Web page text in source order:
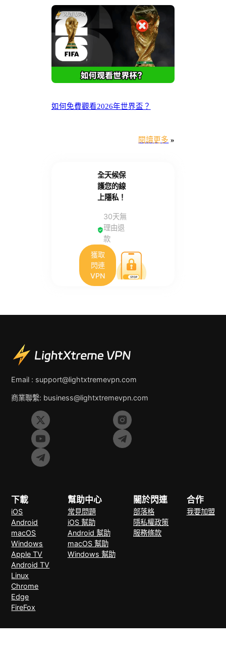
如何免費觀看2026年世界盃？
閱讀更多 »
全天候保
護您的線
上隱私！
30天無
理由退
款
獲取
閃連
VPN
Email : support@lightxtremevpn.com
商業聯繫: business@lightxtremevpn.com
下載
iOS
Android
macOS
Windows
Apple TV
Android TV
Linux
Chrome
Edge
FireFox
幫助中心
常見問題
iOS 幫助
Android 幫助
macOS 幫助
Windows 幫助
關於閃連
部落格
隱私權政策
服務條款
合作
我要加盟